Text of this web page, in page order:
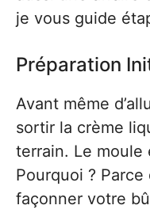
je vous guide
Préparation
Avant même
sortir la crème
terrain. Le moule
Pourquoi ?
façonner votre